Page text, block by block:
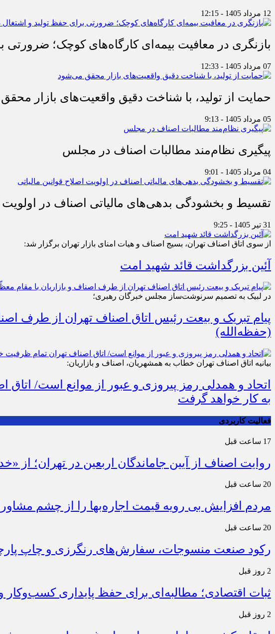
12 مرداد 1405 - 12:15
بازنگری در معافیت بیمه‌ای کارگاه‌های کوچک؛ ضرورتی
07 مرداد 1405 - 12:33
حمایت از تولید، با شناخت دقیق واقعیت‌های بازار
05 مرداد 1405 - 9:13
پیگیری نظام‌مند مطالبات اصناف در مجلس
04 مرداد 1405 - 9:01
تقسیط و بخشودگی بدهی‌های مالیاتی اصناف در اولویت
31 تیر 1405 - 9:25
از سوی اتاق اصناف تهران، بسیج اصناف و هیات امنای بازار تهران برگزار شد:
آئین بزرگداشت قائد شهید امت
در لبیک به تصمیم سرنوشت‌ساز مجلس خبرگان رهبری؛
پیام تبریک و بیعت رئیس اتاق اصناف تهران از طرف
(حفظه‌الله)
بیانیه اتاق اصناف تهران خطاب به همشهریان، اصناف و بازاریان:
اتحاد و همدلی رمز پیروزی و عبور از موانع است/
به کار خواهد گرفت
فعالیت کاربردی
17 ساعت قبل
روایت اصناف از آیین جاماندگان اربعین در تهران؛ از
20 ساعت قبل
مردم افزایش بی رویه قیمت اجاره‌بها را از چشم
20 ساعت قبل
رکود صنعت منسوجات، سفارش‌های رنگرزی و چاپ
2 روز قبل
ثبات اقتصادی؛ مطالبه‌ای برای حفظ پایداری
2 روز قبل